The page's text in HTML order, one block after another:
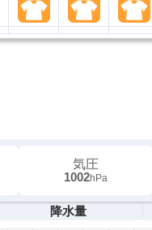
気圧
1002hPa
降水量